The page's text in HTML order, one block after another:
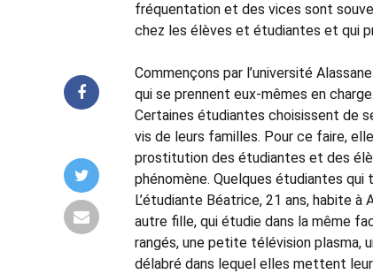
fréquentation et des vices sont
chez les élèves et étudiantes et qui
Commençons par l’université
qui se prennent eux-mêmes en
Certaines étudiantes choisissent de
vis de leurs familles. Pour ce faire,
prostitution des étudiantes et des
phénomène. Quelques étudiantes
L’étudiante Béatrice, 21 ans, habite à
autre fille, qui étudie dans la même
rangés, une petite télévision plasma,
délabré dans lequel elles mettent